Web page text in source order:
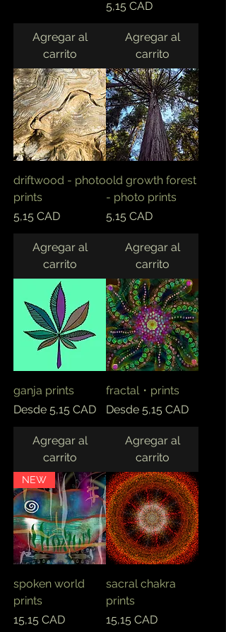
Agregar al
carrito
Precio
5,15 CAD
Agregar al
carrito
driftwood - photo
prints
Precio
5,15 CAD
Agregar al
carrito
old growth forest
- photo prints
Precio
5,15 CAD
Agregar al
carrito
ganja prints
Desde 5,15 CAD
Precio de oferta
Agregar al
carrito
fractal・prints
Desde 5,15 CAD
Precio de oferta
Agregar al
carrito
NEW
spoken world
prints
Precio
15,15 CAD
sacral chakra
prints
Precio
15,15 CAD